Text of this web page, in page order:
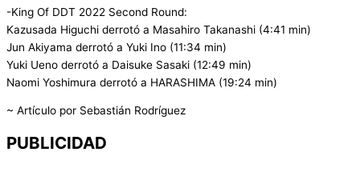
-King Of DDT 2022 Second Round:
Kazusada Higuchi derrotó a Masahiro Takanashi (4:41 min)
Jun Akiyama derrotó a Yuki Ino (11:34 min)
Yuki Ueno derrotó a Daisuke Sasaki (12:49 min)
Naomi Yoshimura derrotó a HARASHIMA (19:24 min)
~ Artículo por Sebastián Rodríguez
PUBLICIDAD